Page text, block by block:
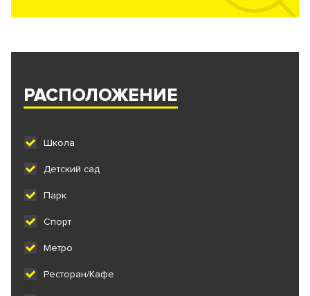
РАСПОЛОЖЕНИЕ
Школа
Детский сад
Парк
Спорт
Метро
Ресторан/Кафе